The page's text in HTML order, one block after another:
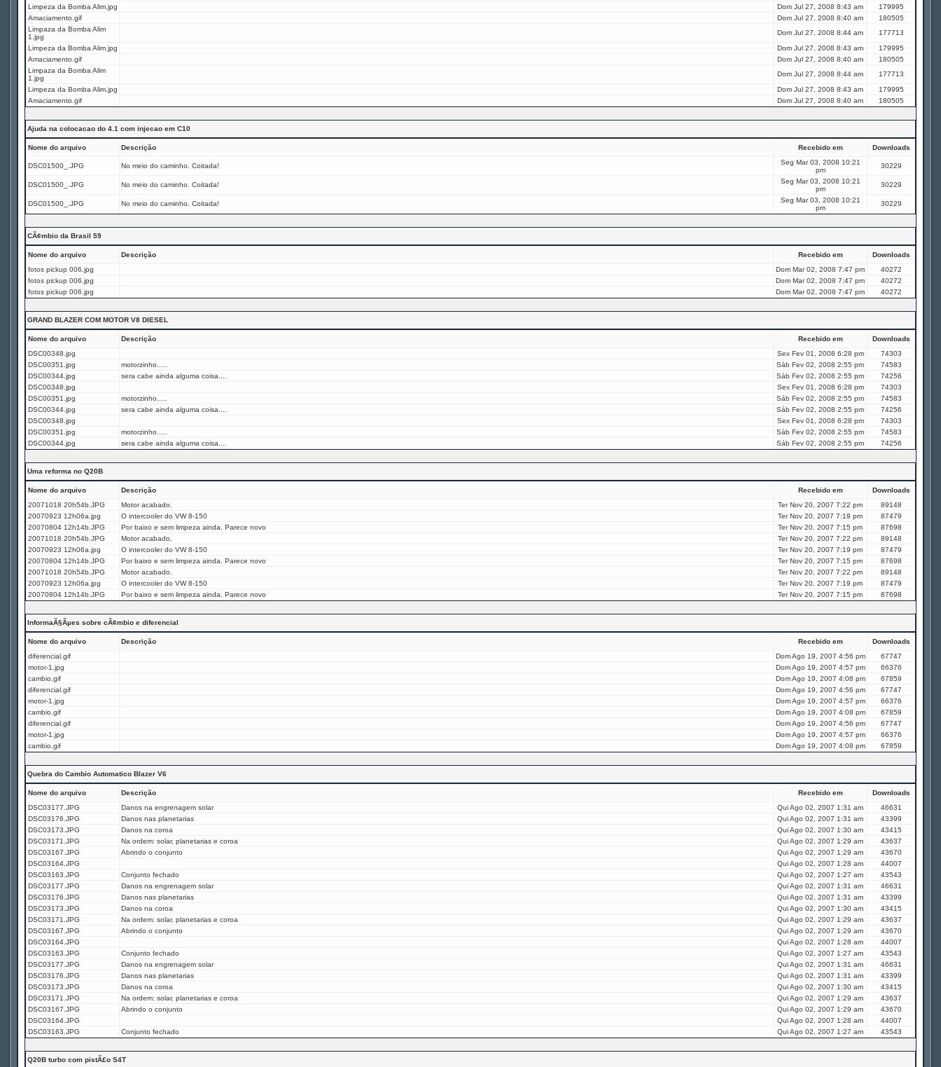
Limpeza da Bomba Alim.jpg
Dom Jul 27, 2008 8:43 am
179995
Amaciamento.gif
Dom Jul 27, 2008 8:40 am
180505
Limpaza da Bomba Alim
1.jpg
Dom Jul 27, 2008 8:44 am
177713
Limpeza da Bomba Alim.jpg
Dom Jul 27, 2008 8:43 am
179995
Amaciamento.gif
Dom Jul 27, 2008 8:40 am
180505
Limpaza da Bomba Alim
1.jpg
Dom Jul 27, 2008 8:44 am
177713
Limpeza da Bomba Alim.jpg
Dom Jul 27, 2008 8:43 am
179995
Amaciamento.gif
Dom Jul 27, 2008 8:40 am 180505
Ajuda na colocacao do 4.1 com injecao em C10
Nome do arquivo Descrição Recebido em Downloads
DSC01500_.JPG No meio do caminho. Coitada!
Seg Mar 03, 2008 10:21
pm
30229
DSC01500_.JPG No meio do caminho. Coitada!
Seg Mar 03, 2008 10:21
pm
30229
DSC01500_.JPG No meio do caminho. Coitada!
Seg Mar 03, 2008 10:21
pm
30229
CÃ¢mbio da Brasil 59
Nome do arquivo Descrição Recebido em
Downloads
fotos pickup 006.jpg
Dom Mar 02, 2008 7:47 pm
40272
fotos pickup 006.jpg
Dom Mar 02, 2008 7:47 pm
40272
fotos pickup 006.jpg
Dom Mar 02, 2008 7:47 pm 40272
GRAND BLAZER COM MOTOR V8 DIESEL
Nome do arquivo Descrição Recebido em
Downloads
DSC00348.jpg
Sex Fev 01, 2008 6:28 pm
74303
DSC00351.jpg
motorzinho..... Sáb Fev 02, 2008 2:55 pm
74583
DSC00344.jpg
sera cabe ainda alguma coisa.... Sáb Fev 02, 2008 2:55 pm
74256
DSC00348.jpg
Sex Fev 01, 2008 6:28 pm
74303
DSC00351.jpg
motorzinho..... Sáb Fev 02, 2008 2:55 pm
74583
DSC00344.jpg
sera cabe ainda alguma coisa.... Sáb Fev 02, 2008 2:55 pm
74256
DSC00348.jpg
Sex Fev 01, 2008 6:28 pm
74303
DSC00351.jpg
motorzinho..... Sáb Fev 02, 2008 2:55 pm
74583
DSC00344.jpg
sera cabe ainda alguma coisa.... Sáb Fev 02, 2008 2:55 pm 74256
Uma reforma no Q20B
Nome do arquivo Descrição Recebido em
Downloads
20071018 20h54b.JPG
Motor acabado. Ter Nov 20, 2007 7:22 pm
89148
20070923 12h06a.jpg
O intercooler do VW 8-150 Ter Nov 20, 2007 7:19 pm
87479
20070804 12h14b.JPG
Por baixo e sem limpeza ainda. Parece novo Ter Nov 20, 2007 7:15 pm
87698
20071018 20h54b.JPG
Motor acabado. Ter Nov 20, 2007 7:22 pm
89148
20070923 12h06a.jpg
O intercooler do VW 8-150 Ter Nov 20, 2007 7:19 pm
87479
20070804 12h14b.JPG
Por baixo e sem limpeza ainda. Parece novo Ter Nov 20, 2007 7:15 pm
87698
20071018 20h54b.JPG
Motor acabado. Ter Nov 20, 2007 7:22 pm
89148
20070923 12h06a.jpg
O intercooler do VW 8-150 Ter Nov 20, 2007 7:19 pm
87479
20070804 12h14b.JPG
Por baixo e sem limpeza ainda. Parece novo Ter Nov 20, 2007 7:15 pm 87698
InformaÃ§Ãµes sobre cÃ¢mbio e diferencial
Nome do arquivo Descrição Recebido em
Downloads
diferencial.gif
Dom Ago 19, 2007 4:56 pm
67747
motor-1.jpg
Dom Ago 19, 2007 4:57 pm
66376
cambio.gif
Dom Ago 19, 2007 4:08 pm
67859
diferencial.gif
Dom Ago 19, 2007 4:56 pm
67747
motor-1.jpg
Dom Ago 19, 2007 4:57 pm
66376
cambio.gif
Dom Ago 19, 2007 4:08 pm
67859
diferencial.gif
Dom Ago 19, 2007 4:56 pm
67747
motor-1.jpg
Dom Ago 19, 2007 4:57 pm
66376
cambio.gif
Dom Ago 19, 2007 4:08 pm 67859
Quebra do Cambio Automatico Blazer V6
Nome do arquivo Descrição Recebido em
Downloads
DSC03177.JPG
Danos na engrenagem solar Qui Ago 02, 2007 1:31 am
46631
DSC03176.JPG
Danos nas planetarias Qui Ago 02, 2007 1:31 am
43399
DSC03173.JPG
Danos na coroa Qui Ago 02, 2007 1:30 am
43415
DSC03171.JPG
Na ordem: solar, planetarias e coroa Qui Ago 02, 2007 1:29 am
43637
DSC03167.JPG
Abrindo o conjunto Qui Ago 02, 2007 1:29 am
43670
DSC03164.JPG
Qui Ago 02, 2007 1:28 am
44007
DSC03163.JPG
Conjunto fechado Qui Ago 02, 2007 1:27 am
43543
DSC03177.JPG
Danos na engrenagem solar Qui Ago 02, 2007 1:31 am
46631
DSC03176.JPG
Danos nas planetarias Qui Ago 02, 2007 1:31 am
43399
DSC03173.JPG
Danos na coroa Qui Ago 02, 2007 1:30 am
43415
DSC03171.JPG
Na ordem: solar, planetarias e coroa Qui Ago 02, 2007 1:29 am
43637
DSC03167.JPG
Abrindo o conjunto Qui Ago 02, 2007 1:29 am
43670
DSC03164.JPG
Qui Ago 02, 2007 1:28 am
44007
DSC03163.JPG
Conjunto fechado Qui Ago 02, 2007 1:27 am
43543
DSC03177.JPG
Danos na engrenagem solar Qui Ago 02, 2007 1:31 am
46631
DSC03176.JPG
Danos nas planetarias Qui Ago 02, 2007 1:31 am
43399
DSC03173.JPG
Danos na coroa Qui Ago 02, 2007 1:30 am
43415
DSC03171.JPG
Na ordem: solar, planetarias e coroa Qui Ago 02, 2007 1:29 am
43637
DSC03167.JPG
Abrindo o conjunto Qui Ago 02, 2007 1:29 am
43670
DSC03164.JPG
Qui Ago 02, 2007 1:28 am
44007
DSC03163.JPG
Conjunto fechado Qui Ago 02, 2007 1:27 am 43543
Q20B turbo com pistÃ£o S4T